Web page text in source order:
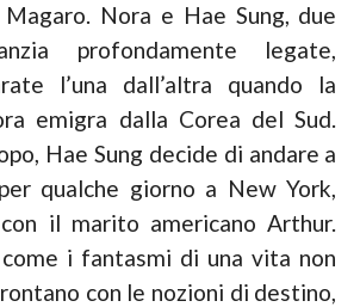
Magaro. Nora e Hae Sung, due
profondamente legate,
l’una dall’altra quando la
emigra dalla Corea del Sud.
Hae Sung decide di andare a
qualche giorno a New York,
il marito americano Arthur.
i fantasmi di una vita non
con le nozioni di destino,